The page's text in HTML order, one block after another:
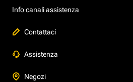
Info canali assistenza
Contattaci
Assistenza
Negozi